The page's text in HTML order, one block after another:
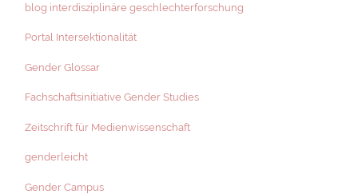
blog interdisziplinäre geschlechterforschung
Portal Intersektionalität
Gender Glossar
Fachschaftsinitiative Gender Studies
Zeitschrift für Medienwissenschaft
genderleicht
Gender Campus